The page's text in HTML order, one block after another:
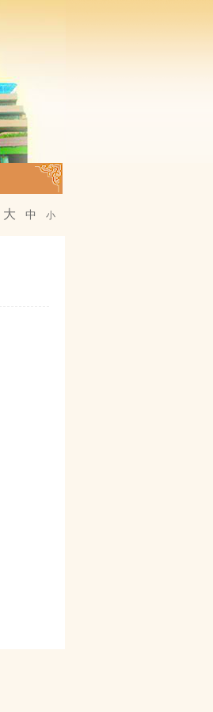
大 中 小